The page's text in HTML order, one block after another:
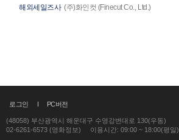
해외세일즈사 (주)화인컷 (Finecut Co., Ltd.)
로그인 PC버전
(48058) 부산광역시 해운대구 수영강변대로 130(우동)
02-6261-6573 (영화정보)
이용시간: 09:00 ~ 18:00(평일)